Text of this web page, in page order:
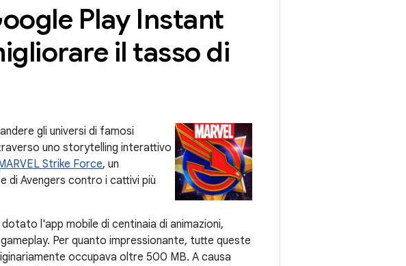
Play Instant
il tasso di
gli universi di famosi
uno storytelling interattivo
Strike Force, un
di Avengers contro i cattivi più
l'app mobile di centinaia di animazioni,
Per quanto impressionante, tutte queste
occupava oltre 500 MB. A causa